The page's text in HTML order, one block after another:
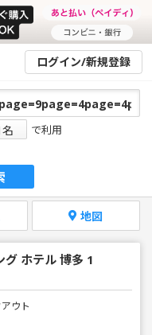
ログイン/新規登録
で利用
地図
グ ホテル 博多 1
ウト